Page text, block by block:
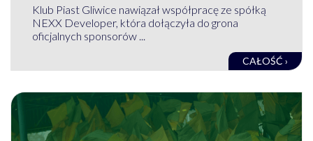
Klub Piast Gliwice nawiązał współpracę ze spółką
NEXX Developer, która dołączyła do grona
oficjalnych sponsorów ...
CAŁOŚĆ ›